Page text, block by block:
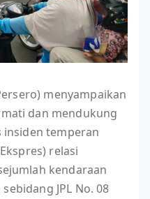
menyampaikan
dan mendukung
temperan
relasi
kendaraan
JPL No. 08